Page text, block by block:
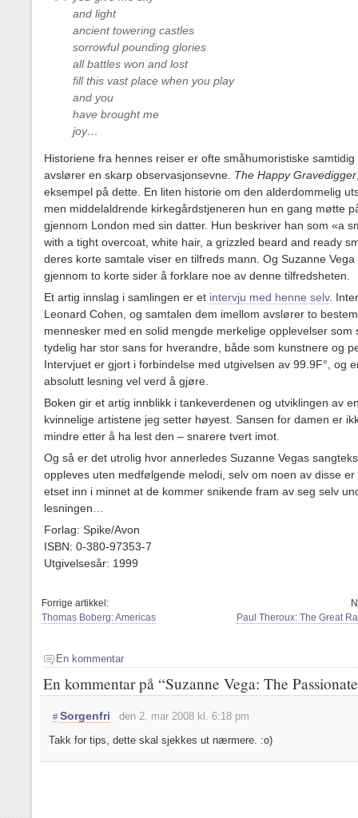
and light
ancient towering castles
sorrowful pounding glories
all battles won and lost
fill this vast place when you play
and you
have brought me
joy…
Historiene fra hennes reiser er ofte småhumoristiske samtidig
avslører en skarp observasjonsevne. The Happy Gravedigger
eksempel på dette. En liten historie om den alderdommelig
men middelaldrende kirkegårdstjeneren hun en gang møtte
gjennom London med sin datter. Hun beskriver han som «a
with a tight overcoat, white hair, a grizzled beard and ready
deres korte samtale viser en tilfreds mann. Og Suzanne Vega
gjennom to korte sider å forklare noe av denne tilfredsheten.
Et artig innslag i samlingen er et intervju med henne selv.
Leonard Cohen, og samtalen dem imellom avslører to
mennesker med en solid mengde merkelige opplevelser som
tydelig har stor sans for hverandre, både som kunstnere og
Intervjuet er gjort i forbindelse med utgivelsen av 99.9F°, og
absolutt lesning vel verd å gjøre.
Boken gir et artig innblikk i tankeverdenen og utviklingen av
kvinnelige artistene jeg setter høyest. Sansen for damen er
mindre etter å ha lest den – snarere tvert imot.
Og så er det utrolig hvor annerledes Suzanne Vegas
oppleves uten medfølgende melodi, selv om noen av disse er
etset inn i minnet at de kommer snikende fram av seg selv
lesningen…
Forlag: Spike/Avon
ISBN: 0-380-97353-7
Utgivelsesår: 1999
Forrige artikkel:
Thomas Boberg: Americas
Paul Theroux: The Great
En kommentar
En kommentar på “Suzanne Vega: The
# Sorgenfri
den 2. mar 2008 kl. 6:18 pm
Takk for tips, dette skal sjekkes ut nærmere. :o)